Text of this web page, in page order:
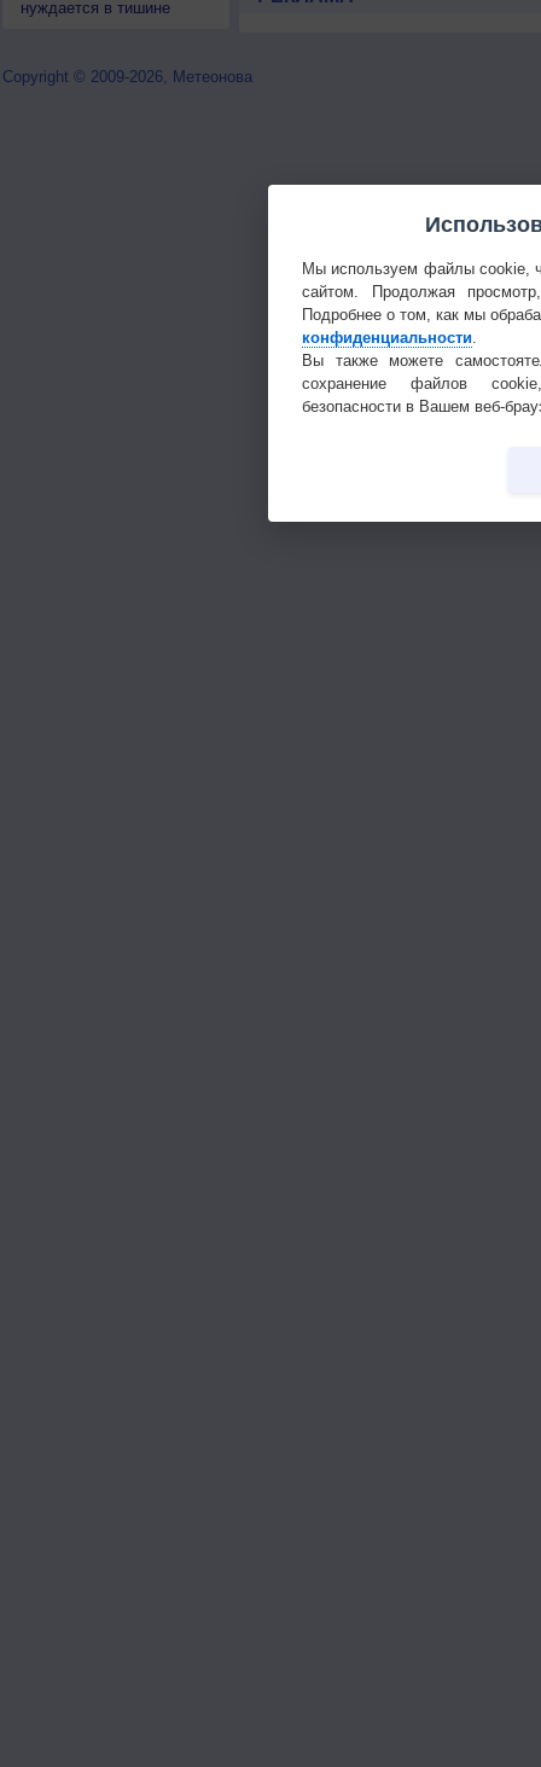
нуждается в тишине
Copyright © 2009-2026, Метеонова
Мы используем файлы cookie,
сайтом. Продолжая
Подробнее о том, как мы
конфиденциальности.
Вы также можете
сохранение файлов
безопасности в Вашем веб-